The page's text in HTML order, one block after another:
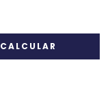
CALCULAR